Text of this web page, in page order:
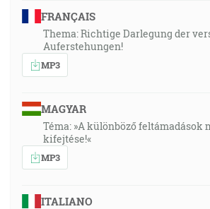
FRANÇAIS
Thema: Richtige Darlegung der
Auferstehungen!
MP3
MAGYAR
Téma: »A különböző feltámadások
kifejtése!«
MP3
ITALIANO